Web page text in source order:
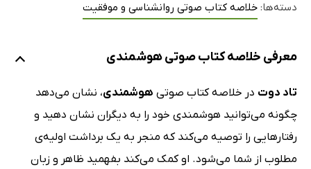
دسته‌ها: خلاصه کتاب صوتی روانشناسی و موفقیت
معرفی خلاصه کتاب صوتی هوشمندی
تاد دوت در خلاصه کتاب صوتی هوشمندی، نشان می‌دهد
چگونه می‌توانید هوشمندی خود را به دیگران نشان دهید و
رفتار‌هایی را توصیه می‌کند که منجر به یک برداشت اولیه‌ی
مطلوب از شما می‌شود. او کمک می‌کند بفهمید ظاهر و زبان